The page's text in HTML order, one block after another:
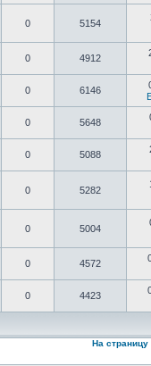
0 5154
0 4912
0 6146
0 5648
0 5088
0 5282
0 5004
0 4572
0 4423
На страницу